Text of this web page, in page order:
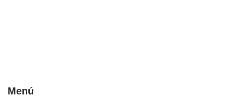
Menú